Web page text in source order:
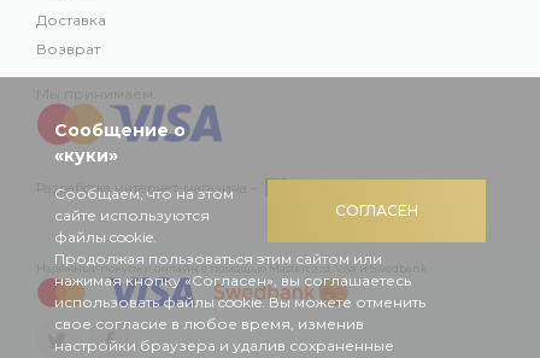
Доставка
Возврат
Разработка интернет-магазина –
Надежные покупки онлайн с помощью Mastercard, Visa и Swedbank
СОГЛАСЕН
Сообщение о
«куки»
Сообщаем, что на этом
сайте используются
файлы cookie.
Продолжая пользоваться этим сайтом или
нажимая кнопку «Согласен», вы соглашаетесь
использовать файлы cookie. Вы можете отменить
свое согласие в любое время, изменив
настройки браузера и удалив сохраненные